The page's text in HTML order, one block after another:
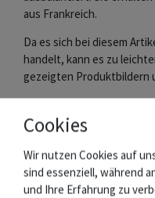
aus Frankreich.
Da es sich bei diesem
handelt, kann es zu
gezeigten Produktbildern
Lieferumfang:
1 Filetiermesser
Gesamtlänge 31
Zertifikat
Cookies
Wir nutzen Cookies auf
sind essenziell, während
und Ihre Erfahrung zu